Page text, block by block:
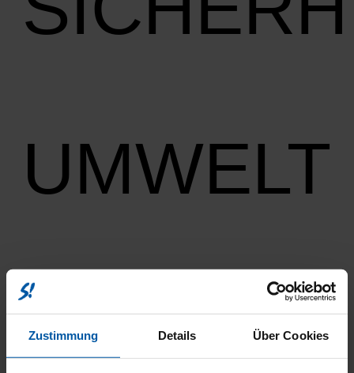
Zustimmung Details Über Cookies
UMWELT